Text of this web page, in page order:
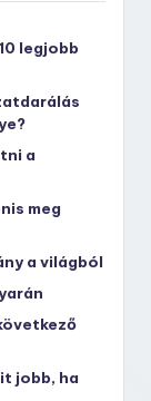
legjobb
a
meg
a világból
jobb, ha